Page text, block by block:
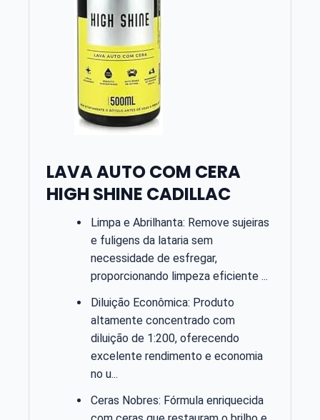
LAVA AUTO COM CERA
HIGH SHINE CADILLAC
Limpa e Abrilhanta: Remove sujeiras
e fuligens da lataria sem
necessidade de esfregar,
proporcionando limpeza eficiente ...
Diluição Econômica: Produto
altamente concentrado com
diluição de 1:200, oferecendo
excelente rendimento e economia
no u...
Ceras Nobres: Fórmula enriquecida